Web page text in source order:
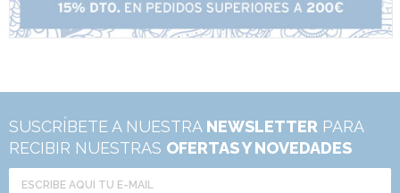
SUSCRÍBETE A NUESTRA NEWSLETTER PARA
RECIBIR NUESTRAS OFERTAS Y NOVEDADES